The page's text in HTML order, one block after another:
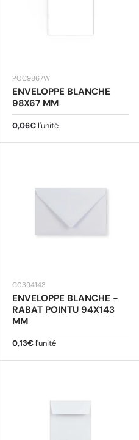
POC9867W
ENVELOPPE BLANCHE
98X67 MM
Prix habituel
0,06€ l'unité
C0394143
ENVELOPPE BLANCHE -
RABAT POINTU 94X143
MM
Prix habituel
0,13€ l'unité